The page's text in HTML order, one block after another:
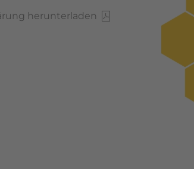
herunterladen